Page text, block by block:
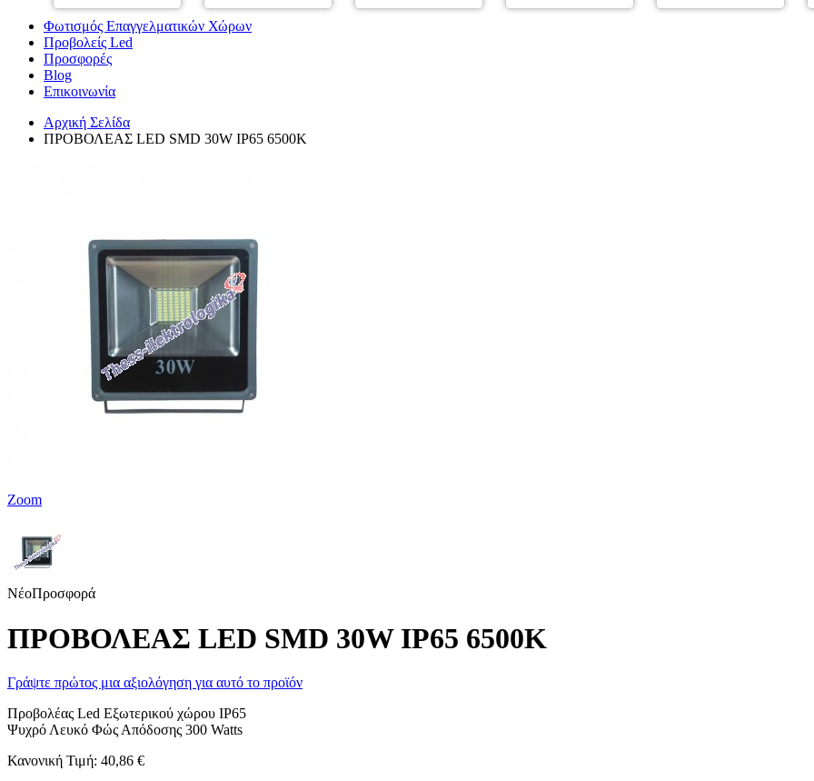
Φωτισμός Επαγγελματικών Χώρων
Προβολείς Led
Προσφορές
Blog
Επικοινωνία
Αρχική Σελίδα
ΠΡΟΒΟΛΕΑΣ LED SMD 30W IP65 6500K
Zoom
ΝέοΠροσφορά
ΠΡΟΒΟΛΕΑΣ LED SMD 30W IP65 6500K
Γράψτε πρώτος μια αξιολόγηση για αυτό το προϊόν
Προβολέας Led Εξωτερικού χώρου IP65
Ψυχρό Λευκό Φώς Απόδοσης 300 Watts
Κανονική Τιμή: 40,86 €